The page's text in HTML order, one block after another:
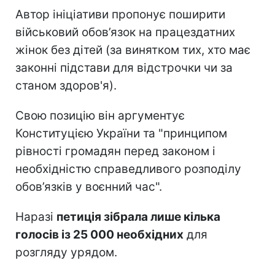
Автор ініціативи пропонує поширити
військовий обов’язок на працездатних
жінок без дітей (за винятком тих, хто має
законні підстави для відстрочки чи за
станом здоров'я).
Свою позицію він аргументує
Конституцією України та "принципом
рівності громадян перед законом і
необхідністю справедливого розподілу
обов’язків у воєнний час".
Наразі петиція зібрала лише кілька
голосів із 25 000 необхідних для
розгляду урядом.